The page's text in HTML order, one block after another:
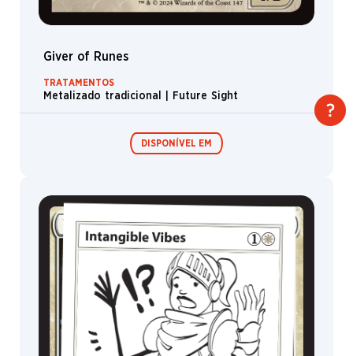
Giver of Runes
TRATAMENTOS
Metalizado tradicional | Future Sight
DISPONÍVEL EM
MagicCon
Box